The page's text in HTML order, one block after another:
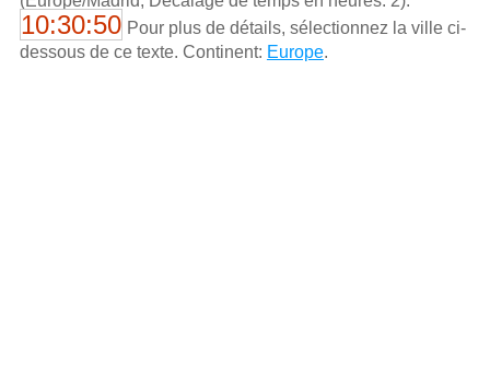
10:30:50 Pour plus de détails, sélectionnez la ville ci-
dessous de ce texte. Continent: Europe.